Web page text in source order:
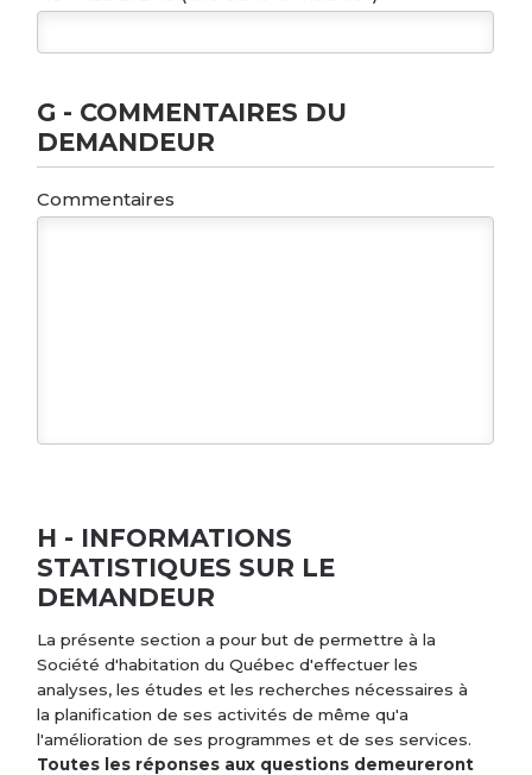
G - COMMENTAIRES DU
DEMANDEUR
Commentaires
H - INFORMATIONS
STATISTIQUES SUR LE
DEMANDEUR
La présente section a pour but de permettre à la
Société d'habitation du Québec d'effectuer les
analyses, les études et les recherches nécessaires à
la planification de ses activités de même qu'a
l'amélioration de ses programmes et de ses services.
Toutes les réponses aux questions demeureront